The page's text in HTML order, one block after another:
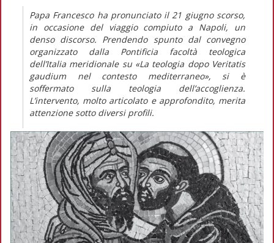
Papa Francesco ha pronunciato il 21 giugno scorso,
in occasione del viaggio compiuto a Napoli, un
denso discorso. Prendendo spunto dal convegno
organizzato dalla Pontificia facoltà teologica
dell’Italia meridionale su «La teologia dopo Veritatis
gaudiumnel contesto mediterraneo», si è
soffermato sulla teologia dell’accoglienza.
L’intervento, molto articolato e approfondito, merita
attenzione sotto diversi profili.